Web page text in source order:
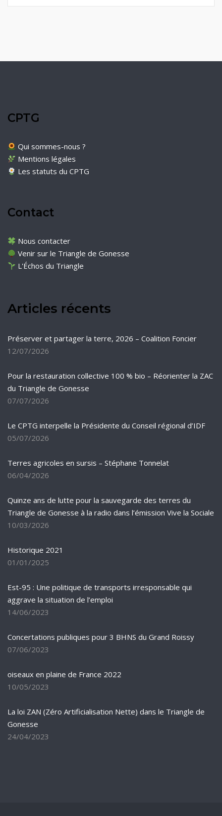
CPTG
Qui sommes-nous ?
Mentions légales
Les statuts du CPTG
Contact
Nous contacter
Venir sur le Triangle de Gonesse
L'Échos du Triangle
Articles récents
Préserver et partager la terre, 2026 – Coalition Foncier
12/07/2026
Pour la restauration collective 100 % bio – Réorienter la ZAC
du Triangle de Gonesse
07/07/2026
Le CPTG interpelle la Présidente du Conseil régional d’IDF
05/07/2026
Terres agricoles en sursis – Stéphane Tonnelat
06/04/2026
Quinze ans de lutte pour la sauvegarde des terres du
Triangle de Gonesse à la radio dans l’émission Vive la Sociale
10/03/2026
Historique 2021
01/01/2025
Est-95 : Une politique de transports irresponsable qui
aggrave la situation de l’emploi
14/06/2023
Concertations publiques pour 3 BHNS du Grand Roissy
07/06/2023
oiseaux en plaine de France 2022
10/05/2023
La loi ZAN (Zéro Artificialisation Nette) dans le Triangle de
Gonesse
24/04/2023